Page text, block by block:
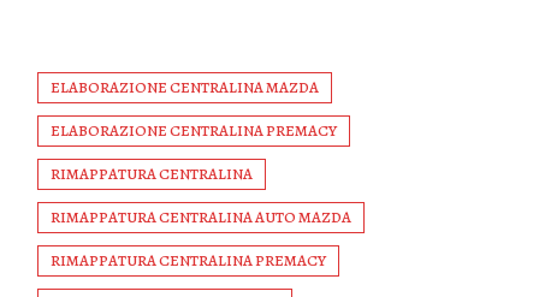
ELABORAZIONE CENTRALINA MAZDA
ELABORAZIONE CENTRALINA PREMACY
RIMAPPATURA CENTRALINA
RIMAPPATURA CENTRALINA AUTO MAZDA
RIMAPPATURA CENTRALINA PREMACY